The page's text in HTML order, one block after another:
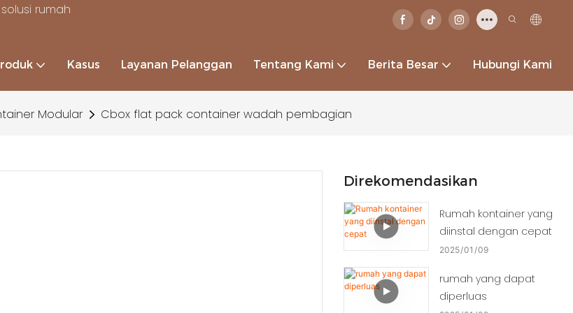
rumah
Kasus Layanan Pelanggan Tentang Kami Berita Besar Hubungi Kami
Modular Cbox flat pack container wadah pembagian
Direkomendasikan
Rumah kontainer yang
diinstal dengan cepat
2025 01 09
rumah yang dapat
diperluas